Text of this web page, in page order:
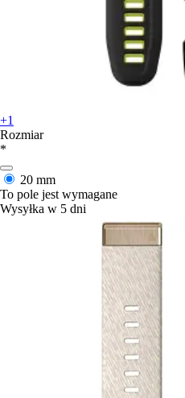
+1
Rozmiar
*
20 mm
To pole jest wymagane
Wysyłka w 5 dni